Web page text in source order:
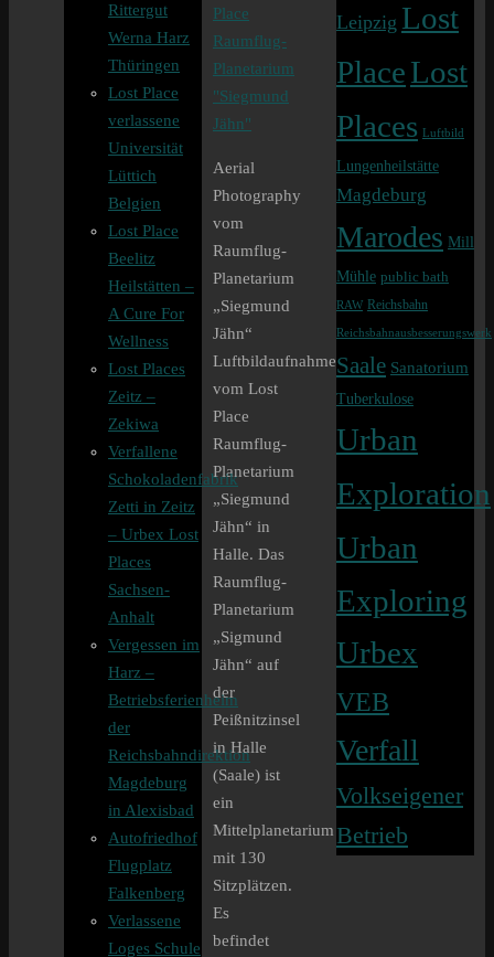
Aerial
Photography
vom
Raumflug-
Planetarium
„Siegmund
Jähn“
Luftbildaufnahmen
vom Lost
Place
Raumflug-
Planetarium
„Siegmund
Jähn“ in
Halle. Das
Raumflug-
Planetarium
„Sigmund
Jähn“ auf
der
Peißnitzinsel
in Halle
(Saale) ist
ein
Mittelplanetarium
mit 130
Sitzplätzen.
Es
befindet
Rittergut
Werna Harz
Thüringen
Lost Place
verlassene
Universität
Lüttich
Belgien
Lost Place
Beelitz
Heilstätten –
A Cure For
Wellness
Lost Places
Zeitz –
Zekiwa
Verfallene
Schokoladenfabrik
Zetti in Zeitz
– Urbex Lost
Places
Sachsen-
Anhalt
Vergessen im
Harz –
Betriebsferienheim
der
Reichsbahndirektion
Magdeburg
in Alexisbad
Autofriedhof
Flugplatz
Falkenberg
Verlassene
Loges Schule
Leipzig Lost
PlaceLost
Places Luftbild
Lungenheilstätte
Magdeburg
Marodes Mill
Mühle public bath
RAW Reichsbahn
Reichsbahnausbesserungswerk
Saale Sanatorium
Tuberkulose
Urban
Exploration
Urban
Exploring
Urbex
VEB
Verfall
Volkseigener
Betrieb